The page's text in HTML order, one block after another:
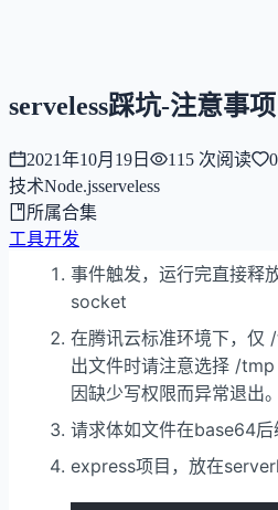
serveless踩坑-注意事项
2021年10月19日 115 次阅读 0
技术Node.jsserveless
所属合集
工具开发
事件触发，运行完直接释
socket
在腾讯云标准环境下，仅
出文件时请注意选择 /
因缺少写权限而异常退出。
请求体如文件在base64后
express项目，放在